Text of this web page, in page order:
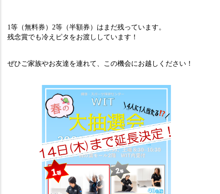
1等（無料券）2等（半額券）はまだ残っています。
残念賞でも冷えピタをお渡ししています！
ぜひご家族やお友達を連れて、この機会にお越しください！